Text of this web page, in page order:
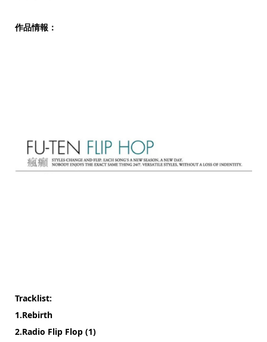
作品情報：
Tracklist:
1.Rebirth
2.Radio Flip Flop (1)